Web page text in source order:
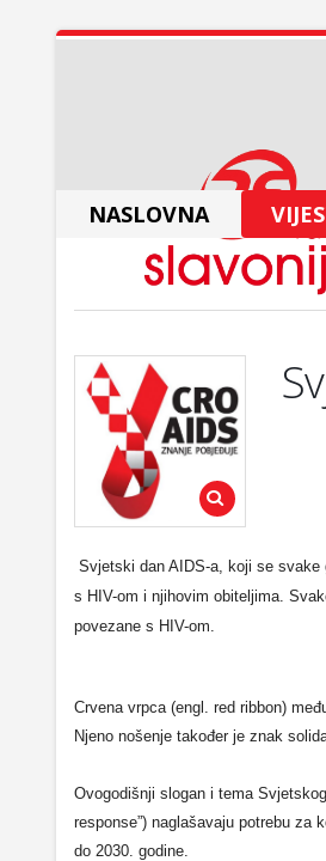
NASLOVNA
Svjetski dan AIDS-a, koji se svake
s HIV-om i njihovim obiteljima.
povezane s HIV-om.
Crvena vrpca (engl. red ribbon)
Njeno nošenje također je znak
Ovogodišnji slogan i tema
response”) naglašavaju potrebu za
do 2030. godine.